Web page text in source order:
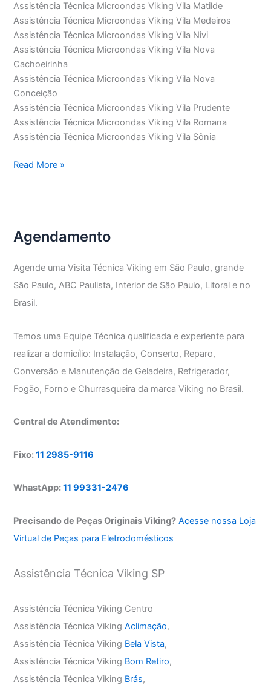
Assistência Técnica Microondas Viking Vila Matilde
Assistência Técnica Microondas Viking Vila Medeiros
Assistência Técnica Microondas Viking Vila Nivi
Assistência Técnica Microondas Viking Vila Nova
Cachoeirinha
Assistência Técnica Microondas Viking Vila Nova
Conceição
Assistência Técnica Microondas Viking Vila Prudente
Assistência Técnica Microondas Viking Vila Romana
Assistência Técnica Microondas Viking Vila Sônia
Assistência
Read More »
Agendamento
Agende uma Visita Técnica Viking em São Paulo, grande
São Paulo, ABC Paulista, Interior de São Paulo, Litoral e no
Brasil.
Temos uma Equipe Técnica qualificada e experiente para
realizar a domicílio: Instalação, Conserto, Reparo,
Conversão e Manutenção de Geladeira, Refrigerador,
Fogão, Forno e Churrasqueira da marca Viking no Brasil.
Central de Atendimento:
Fixo:11 2985-9116
WhastApp:11 99331-2476
Precisando de Peças Originais Viking? Acesse nossa Loja
Virtual de Peças para Eletrodomésticos
Assistência Técnica Viking SP
Assistência Técnica Viking Centro
Assistência Técnica VikingAclimação,
Assistência Técnica Viking Bela Vista,
Assistência Técnica Viking Bom Retiro,
Assistência Técnica Viking Brás,